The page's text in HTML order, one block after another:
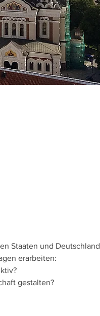
Staaten und Deutschland
erarbeiten:
gestalten?